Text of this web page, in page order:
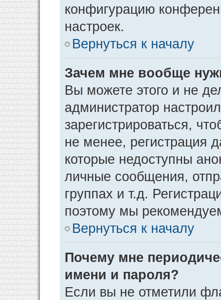
конфигурацию
настроек.
Вернуться к началу
Зачем мне вообще
Вы можете этого и не
администратор
зарегистрироваться,
не менее, регистрация
которые недоступны
личные сообщения,
группах и т.д.
поэтому мы
Вернуться к началу
Почему мне
имени и пароля?
Если вы не отметили